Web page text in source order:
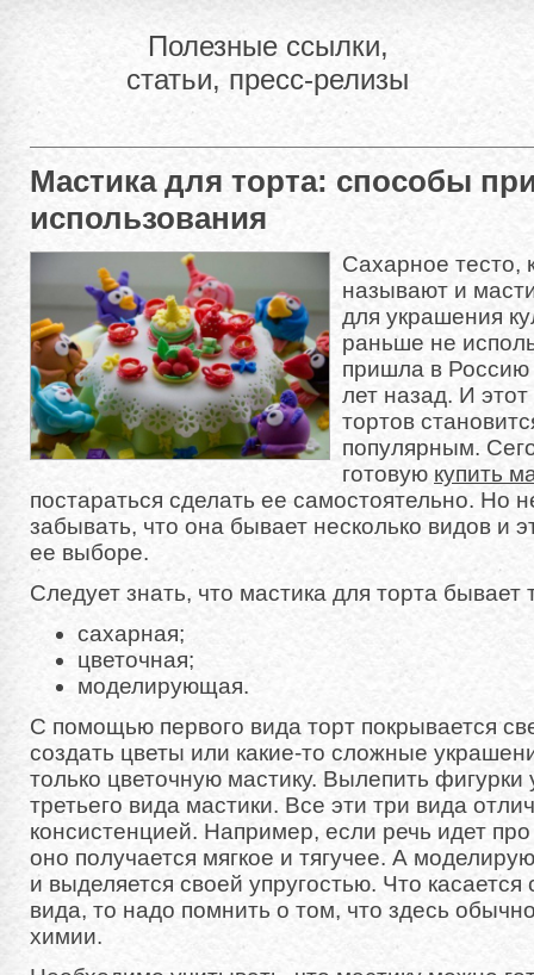
Полезные ссылки,
статьи, пресс-релизы
Мастика для торта: способы
использования
Сахарное тесто,
называют и
для украшения
раньше не
пришла в Россию
лет назад. И
тортов
популярным.
готовую купить
постараться сделать ее самостоятельно. Но
забывать, что она бывает несколько видов и
ее выборе.
Следует знать, что мастика для торта бывает
сахарная;
цветочная;
моделирующая.
С помощью первого вида торт покрывается
создать цветы или какие-то сложные
только цветочную мастику. Вылепить
третьего вида мастики. Все эти три вида
консистенцией. Например, если речь идет
оно получается мягкое и тягучее. А
и выделяется своей упругостью. Что касается
вида, то надо помнить о том, что здесь
химии.